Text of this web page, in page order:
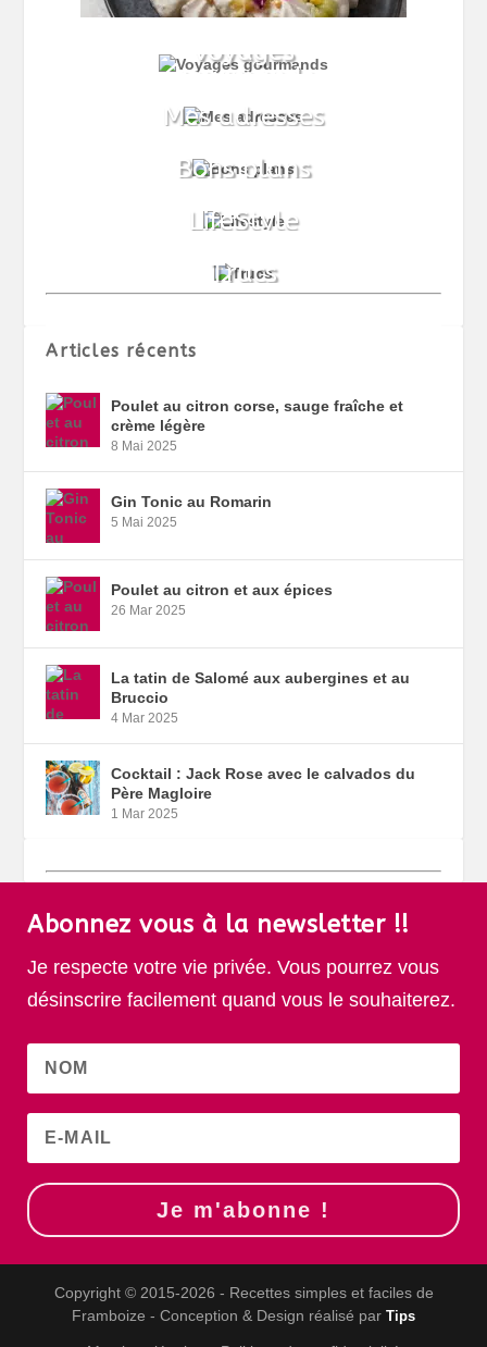
Articles récents
Poulet au citron corse, sauge fraîche et
crème légère
8 Mai 2025
Gin Tonic au Romarin
5 Mai 2025
Poulet au citron et aux épices
26 Mar 2025
La tatin de Salomé aux aubergines et au
Bruccio
4 Mar 2025
Cocktail : Jack Rose avec le calvados du
Père Magloire
1 Mar 2025
Abonnez vous à la newsletter !!
Je respecte votre vie privée. Vous pourrez vous
désinscrire facilement quand vous le souhaiterez.
Je m'abonne !
Copyright © 2015-2026 - Recettes simples et faciles de
Framboize - Conception & Design réalisé par Tips